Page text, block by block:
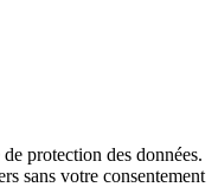
protection des données.
sans votre consentement